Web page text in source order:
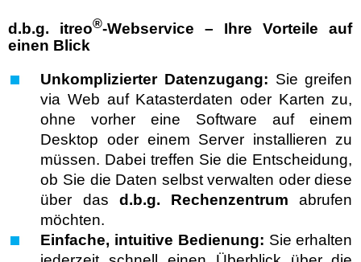
d.b.g. itreo®-Webservice – Ihre Vorteile auf
einen Blick
Unkomplizierter Datenzugang: Sie greifen
via Web auf Katasterdaten oder Karten zu,
ohne vorher eine Software auf einem
Desktop oder einem Server installieren zu
müssen. Dabei treffen Sie die Entscheidung,
ob Sie die Daten selbst verwalten oder diese
über das d.b.g. Rechenzentrum abrufen
möchten.
Einfache, intuitive Bedienung: Sie erhalten